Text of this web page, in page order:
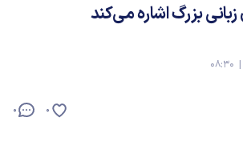
بزرگ اشاره می‌کند
0 0